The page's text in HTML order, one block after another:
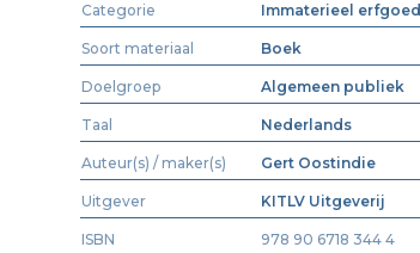
Categorie Immaterieel erfgoed
Soort materiaal Boek
Doelgroep Algemeen publiek
Taal Nederlands
Auteur(s) / maker(s) Gert Oostindie
Uitgever KITLV Uitgeverij
ISBN 978 90 6718 344 4